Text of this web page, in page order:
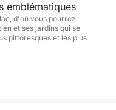
vous détendre à
temps le permet,
eaux cristallines
emblématiques
d'où vous pourrez
et ses jardins qui se
pittoresques et les plus